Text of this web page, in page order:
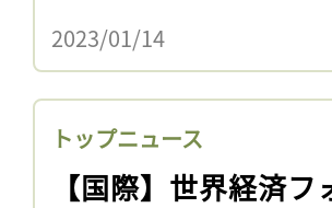
2023/01/14
トップニュース
【国際】世界経済